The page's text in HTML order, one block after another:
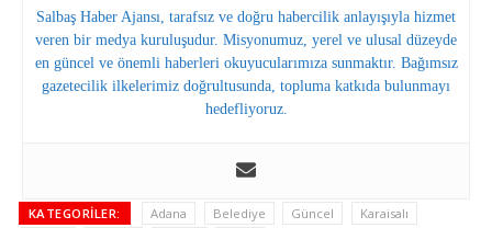
Salbaş Haber Ajansı, tarafsız ve doğru habercilik anlayışıyla hizmet
veren bir medya kuruluşudur. Misyonumuz, yerel ve ulusal düzeyde
en güncel ve önemli haberleri okuyucularımıza sunmaktır. Bağımsız
gazetecilik ilkelerimiz doğrultusunda, topluma katkıda bulunmayı
hedefliyoruz.
KATEGORILER: Adana Belediye Güncel
Karaisalı